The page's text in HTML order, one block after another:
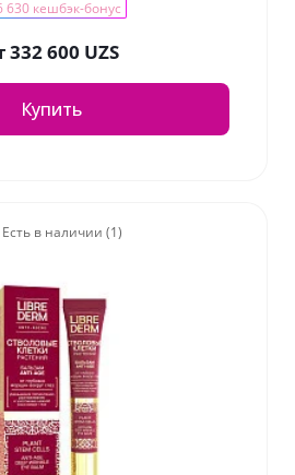
630 кешбэк-бонус
332 600 UZS
Купить
Есть в наличии (1)